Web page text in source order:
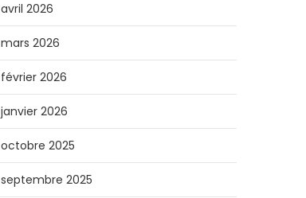
avril 2026
mars 2026
février 2026
janvier 2026
octobre 2025
septembre 2025